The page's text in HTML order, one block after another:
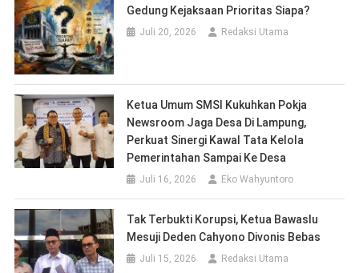
Gedung Kejaksaan Prioritas Siapa?
Juli 20, 2026 Redaksi Utama
Ketua Umum SMSI Kukuhkan Pokja
Newsroom Jaga Desa Di Lampung,
Perkuat Sinergi Kawal Tata Kelola
Pemerintahan Sampai Ke Desa
Juli 16, 2026 Eko Wahyuntoro
Tak Terbukti Korupsi, Ketua Bawaslu
Mesuji Deden Cahyono Divonis Bebas
Juli 15, 2026 Redaksi Utama